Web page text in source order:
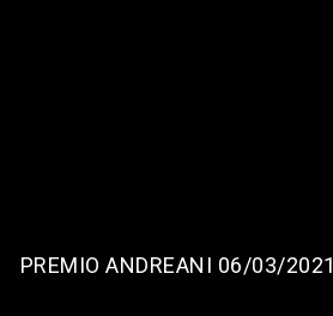
PREMIO ANDREANI 06/03/2021